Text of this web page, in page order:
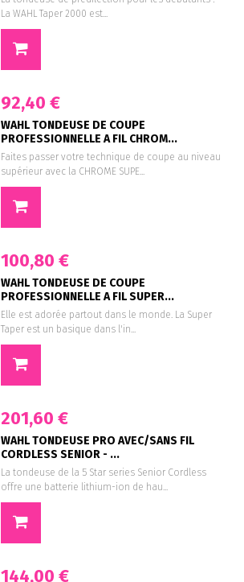
La WAHL Taper 2000 est...
92,40 €
WAHL TONDEUSE DE COUPE
PROFESSIONNELLE A FIL CHROM...
Faites passer votre technique de coupe au niveau
supérieur avec la CHROME SUPE...
100,80 €
WAHL TONDEUSE DE COUPE
PROFESSIONNELLE A FIL SUPER...
Elle est adorée partout dans le monde. La Super
Taper est un basique dans l'in...
201,60 €
WAHL TONDEUSE PRO AVEC/SANS FIL
CORDLESS SENIOR - ...
La tondeuse de la 5 Star series Senior Cordless
offre une batterie lithium-ion de hau...
144,00 €